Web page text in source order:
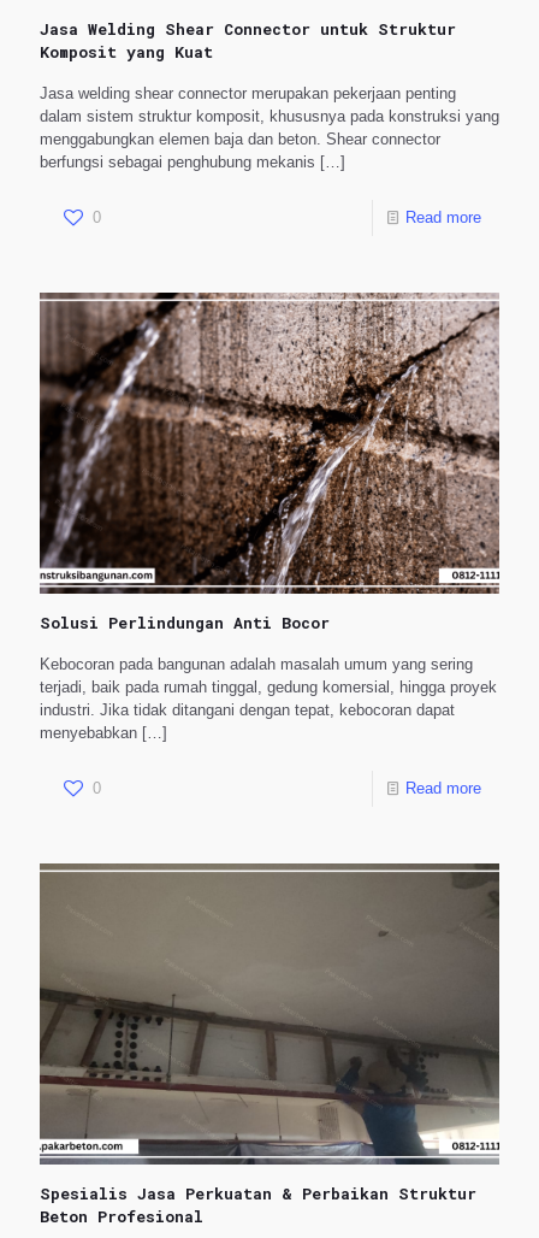
Jasa Welding Shear Connector untuk Struktur
Komposit yang Kuat
Jasa welding shear connector merupakan pekerjaan penting
dalam sistem struktur komposit, khususnya pada konstruksi yang
menggabungkan elemen baja dan beton. Shear connector
berfungsi sebagai penghubung mekanis […]
0 Read more
Solusi Perlindungan Anti Bocor
Kebocoran pada bangunan adalah masalah umum yang sering
terjadi, baik pada rumah tinggal, gedung komersial, hingga proyek
industri. Jika tidak ditangani dengan tepat, kebocoran dapat
menyebabkan […]
0 Read more
Spesialis Jasa Perkuatan & Perbaikan Struktur
Beton Profesional